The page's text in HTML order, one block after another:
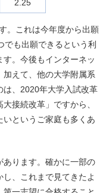
2.25
。これは今年度から出願
も出願できるという利
。今後もインターネッ
加えて、他の大学附属系
は、2020年大学入試改革
接続改革」ですから、
というご家庭も多くあ
ります。確かに一部の
、これまで見てきたよ